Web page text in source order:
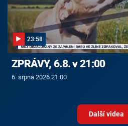
23:58
ZPRÁVY, 6.8. v 21:00
6. srpna 2026 21:00
Další videa